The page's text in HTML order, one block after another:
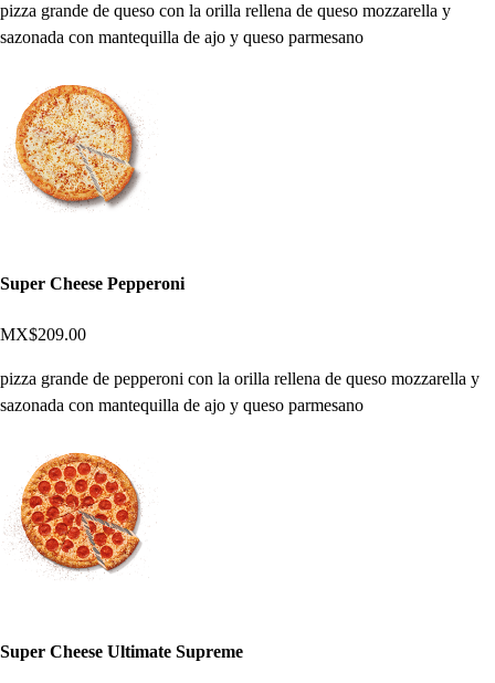
pizza grande de queso con la orilla rellena de queso mozzarella y
sazonada con mantequilla de ajo y queso parmesano
Super Cheese Pepperoni
MX$209.00
pizza grande de pepperoni con la orilla rellena de queso mozzarella y
sazonada con mantequilla de ajo y queso parmesano
Super Cheese Ultimate Supreme